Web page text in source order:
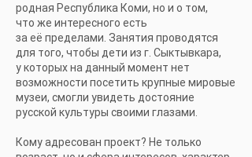
родная Республика Коми, но и о том,
что же интересного есть
за её пределами. Занятия проводятся
для того, чтобы дети из г. Сыктывкара,
у которых на данный момент нет
возможности посетить крупные мировые
музеи, смогли увидеть достояние
русской культуры своими глазами.
Кому адресован проект? Не только